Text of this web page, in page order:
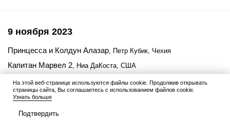
9 ноября 2023
Принцесса и Колдун Алазар, Петр Кубик, Чехия
Капитан Марвел 2, Ниа ДаКоста, США
В паутине, Ким Чи Ун, Южная Корея
Год рождения
Одержимые злом
На этой веб-странице используются файлы cookie. Продолжив открывать
страницы сайта, Вы соглашаетесь с использованием файлов cookie.
Узнать больше
Подтвердить